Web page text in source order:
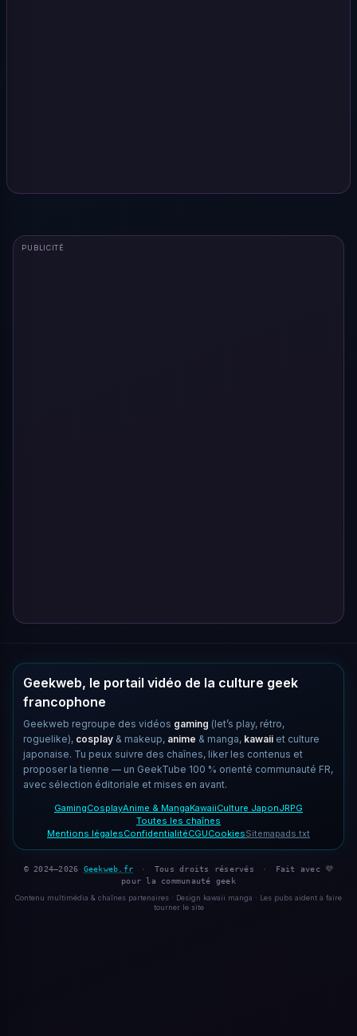
PUBLICITÉ
Geekweb, le portail vidéo de la culture geek
francophone
Geekweb regroupe des vidéos gaming (let’s play, rétro,
roguelike), cosplay & makeup, anime & manga, kawaii et culture
japonaise. Tu peux suivre des chaînes, liker les contenus et
proposer la tienne — un GeekTube 100 % orienté communauté FR,
avec sélection éditoriale et mises en avant.
GamingCosplayAnime & MangaKawaiiCulture JaponJRPG
Toutes les chaînes
Mentions légalesConfidentialitéCGUCookiesSitemapads.txt
© 2024–2026 Geekweb.fr · Tous droits réservés ·
Fait avec 💜
pour la communauté geek
Contenu multimédia & chaînes partenaires · Design kawaii manga · Les pubs aident à faire
tourner le site